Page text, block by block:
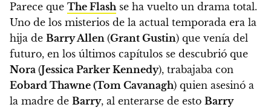
Parece que The Flashse ha vuelto un drama total.
Uno de los misterios de la actual temporada era la
hija de Barry Allen (Grant Gustin) que venía del
futuro, en los últimos capítulos se descubrió que
Nora (Jessica Parker Kennedy), trabajaba con
Eobard Thawne (Tom Cavanagh) quien asesinó a
la madre de Barry, al enterarse de esto Barry